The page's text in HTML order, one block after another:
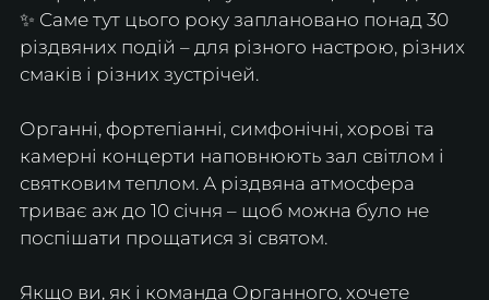
✨ Саме тут цього року заплановано понад 30
різдвяних подій – для різного настрою, різних
смаків і різних зустрічей.
Органні, фортепіанні, симфонічні, хорові та
камерні концерти наповнюють зал світлом і
святковим теплом. А різдвяна атмосфера
триває аж до 10 січня – щоб можна було не
поспішати прощатися зі святом.
Якщо ви, як і команда Органного, хочете